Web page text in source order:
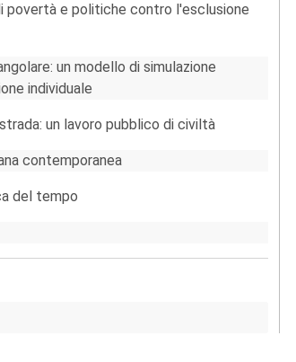
povertà e politiche contro l'esclusione
un modello di simulazione
individuale
un lavoro pubblico di civiltà
contemporanea
del tempo